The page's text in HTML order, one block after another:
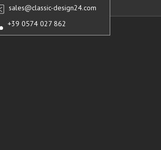
sales@classic-design24.com
+39 0574 027 862